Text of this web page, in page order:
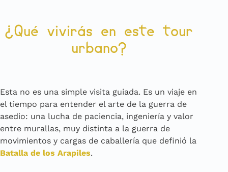
¿Qué vivirás en este tour
urbano?
Esta no es una simple visita guiada. Es un viaje en
el tiempo para entender el arte de la guerra de
asedio: una lucha de paciencia, ingeniería y valor
entre murallas, muy distinta a la guerra de
movimientos y cargas de caballería que definió la
Batalla de los Arapiles.